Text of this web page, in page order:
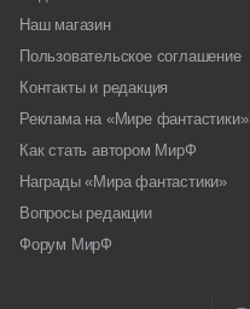
Наш магазин
Пользовательское соглашение
Контакты и редакция
Реклама на «Мире фантастики»
Как стать автором МирФ
Награды «Мира фантастики»
Вопросы редакции
Форум МирФ